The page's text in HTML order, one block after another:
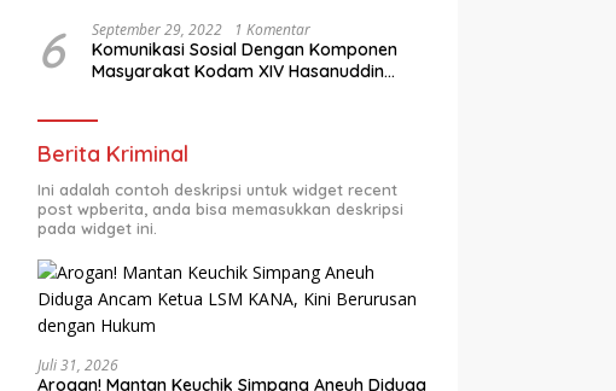
6 September 29, 2022 1 Komentar
Komunikasi Sosial Dengan Komponen
Masyarakat Kodam XIV Hasanuddin
Berita Kriminal
Ini adalah contoh deskripsi untuk widget recent
post wpberita, anda bisa memasukkan deskripsi
pada widget ini.
Juli 31, 2026
Arogan! Mantan Keuchik Simpang Aneuh Diduga